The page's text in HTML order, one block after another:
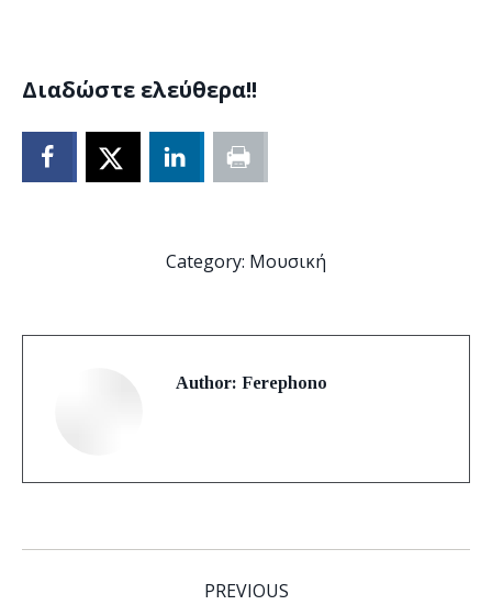
Διαδώστε ελεύθερα!!
Category: Μουσική
Author: Ferephono
PREVIOUS